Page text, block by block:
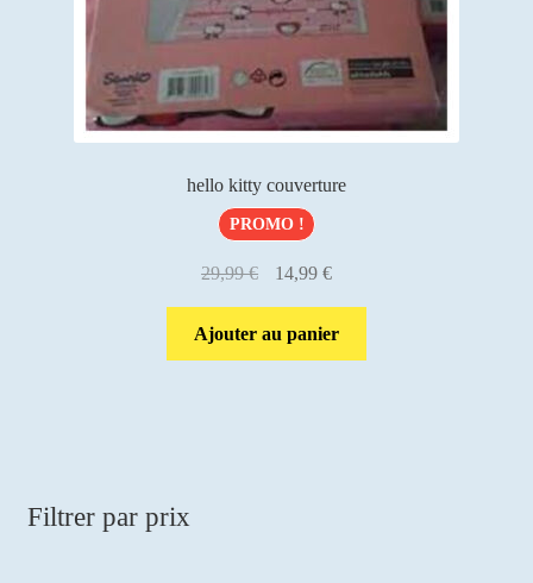
hello kitty couverture
PROMO !
29,99€
Le
prix
initial
était :
14,99 €Le
prix
actuel
est :
Ajouter au panier
Filtrer par prix